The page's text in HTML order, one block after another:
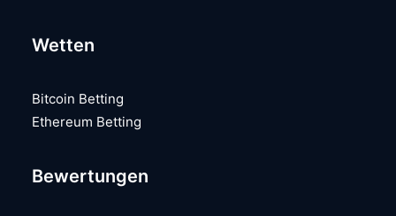
Wetten
Bitcoin Betting
Ethereum Betting
Bewertungen